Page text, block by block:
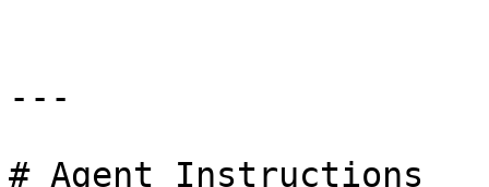
---
# Agent Instructions